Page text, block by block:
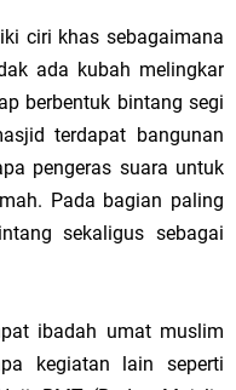
ciri khas sebagaimana
ada kubah melingkar
berbentuk bintang segi
terdapat bangunan
pengeras suara untuk
Pada bagian paling
sekaligus sebagai
ibadah umat muslim
kegiatan lain seperti